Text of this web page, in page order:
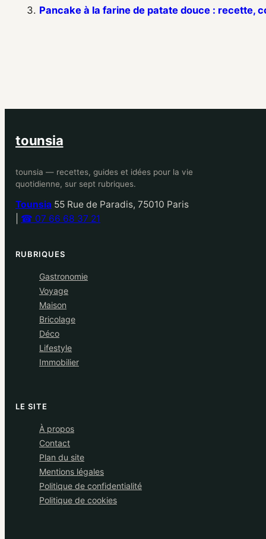
Pancake à la farine de patate douce : recette,
tounsia
tounsia — recettes, guides et idées pour la vie
quotidienne, sur sept rubriques.
Tounsia 55 Rue de Paradis, 75010 Paris
☎ 07 66 68 37 21
RUBRIQUES
Gastronomie
Voyage
Maison
Bricolage
Déco
Lifestyle
Immobilier
LE SITE
À propos
Contact
Plan du site
Mentions légales
Politique de confidentialité
Politique de cookies